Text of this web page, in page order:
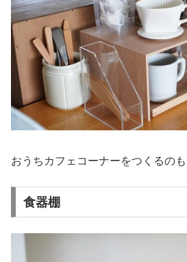
おうちカフェコーナーをつくるのも
食器棚